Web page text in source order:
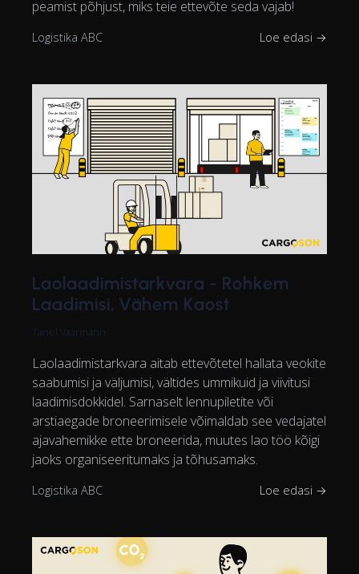
peamist põhjust, miks teie ettevõte seda vajab!
Logistika ABC Loe edasi →
Laolaadimistarkvara - Rohkem
Laadimisi, Vähem Kaost
Tanel Vaarmann
Laolaadimistarkvara aitab ettevõtetel hallata veokite
saabumisi ja väljumisi, vältides ummikuid ja viivitusi
laadimisdokkidel. Sarnaselt lennupiletite või
arstiaegade broneerimisele võimaldab see vedajatel
ajavahemikke ette broneerida, muutes lao töö kõigi
jaoks organiseeritumaks ja tõhusamaks.
Logistika ABC Loe edasi →